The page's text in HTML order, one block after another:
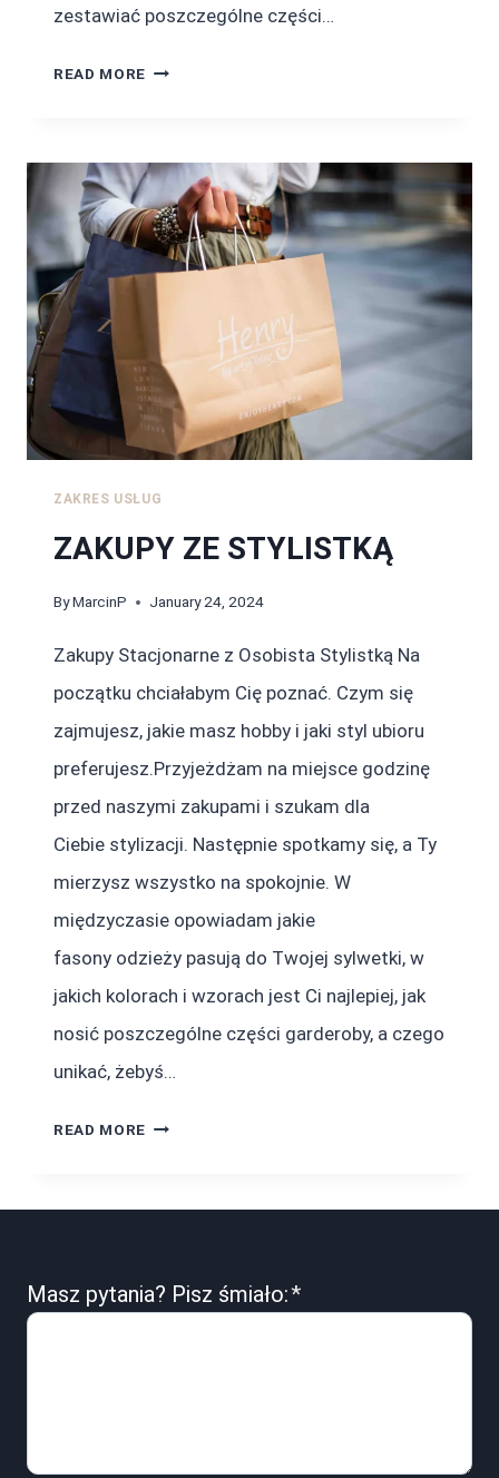
zestawiać poszczególne części…
READ MORE PRZEGLĄD
ZAKRES USŁUG
ZAKUPY ZE STYLISTKĄ
ByMarcinP January 24, 2024
Zakupy Stacjonarne z Osobista Stylistką Na
początku chciałabym Cię poznać. Czym się
zajmujesz, jakie masz hobby i jaki styl ubioru
preferujesz.Przyjeżdżam na miejsce godzinę
przed naszymi zakupami i szukam dla
Ciebie stylizacji. Następnie spotkamy się, a Ty
mierzysz wszystko na spokojnie. W
międzyczasie opowiadam jakie
fasony odzieży pasują do Twojej sylwetki, w
jakich kolorach i wzorach jest Ci najlepiej, jak
nosić poszczególne części garderoby, a czego
unikać, żebyś…
READ MORE ZAKUPY
Masz pytania? Pisz śmiało:*